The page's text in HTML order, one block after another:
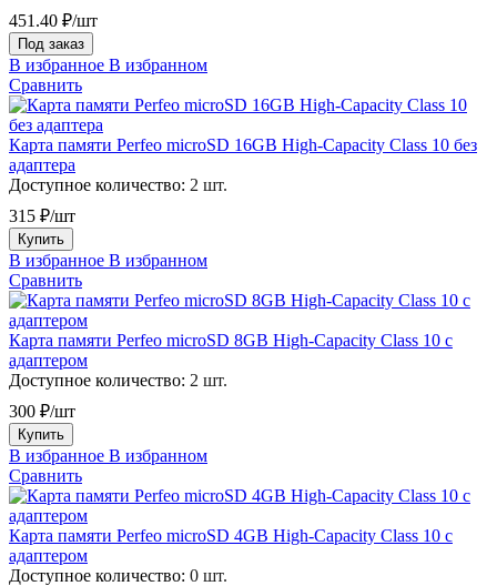
451.40 ₽/шт
Под заказ
В избранное В избранном
Сравнить
Карта памяти Perfeo microSD 16GB High-Capacity Class 10 без
адаптера
Доступное количество: 2 шт.
315 ₽/шт
Купить
В избранное В избранном
Сравнить
Карта памяти Perfeo microSD 8GB High-Capacity Class 10 с
адаптером
Доступное количество: 2 шт.
300 ₽/шт
Купить
В избранное В избранном
Сравнить
Карта памяти Perfeo microSD 4GB High-Capacity Class 10 с
адаптером
Доступное количество: 0 шт.